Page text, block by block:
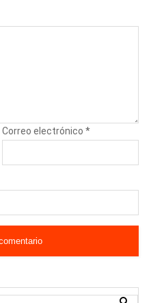
Correo electrónico*